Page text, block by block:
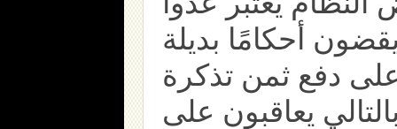
أحكامًا بديلة
دفع ثمن تذكرة
يعاقبون على